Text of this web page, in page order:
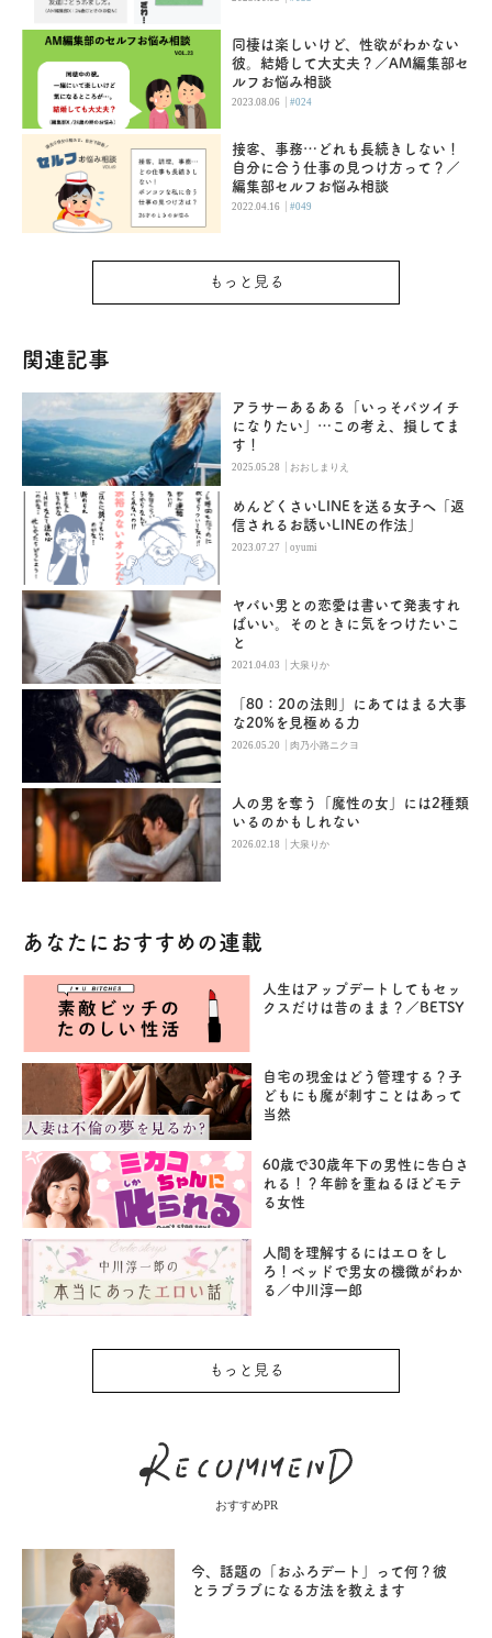
同棲は楽しいけど、性欲がわかない
彼。結婚して大丈夫？／AM編集部セ
ルフお悩み相談
2023.08.06 |#024
接客、事務…どれも長続きしない！
自分に合う仕事の見つけ方って？／
編集部セルフお悩み相談
2022.04.16 |#049
もっと見る
関連記事
アラサーあるある「いっそバツイチ
になりたい」…この考え、損してま
す！
2025.05.28 | おおしまりえ
めんどくさいLINEを送る女子へ「返
信されるお誘いLINEの作法」
2023.07.27 |oyumi
ヤバい男との恋愛は書いて発表すれ
ばいい。そのときに気をつけたいこ
と
2021.04.03 |大泉りか
「80：20の法則」にあてはまる大事
な20%を見極める力
2026.05.20 |肉乃小路ニクヨ
人の男を奪う「魔性の女」には2種類
いるのかもしれない
2026.02.18 |大泉りか
あなたにおすすめの連載
人生はアップデートしてもセッ
クスだけは昔のまま？／BETSY
自宅の現金はどう管理する？子
どもにも魔が刺すことはあって
当然
60歳で30歳年下の男性に告白さ
れる！？年齢を重ねるほどモテ
る女性
人間を理解するにはエロをし
ろ！ベッドで男女の機微がわか
る／中川淳一郎
もっと見る
おすすめPR
今、話題の「おふろデート」って何？彼
とラブラブになる方法を教えます